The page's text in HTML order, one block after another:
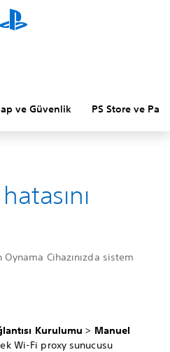
ve Güvenlik PS Store ve
Cihazınızda sistem
Kurulumu > Manuel
Wi-Fi proxy sunucusu